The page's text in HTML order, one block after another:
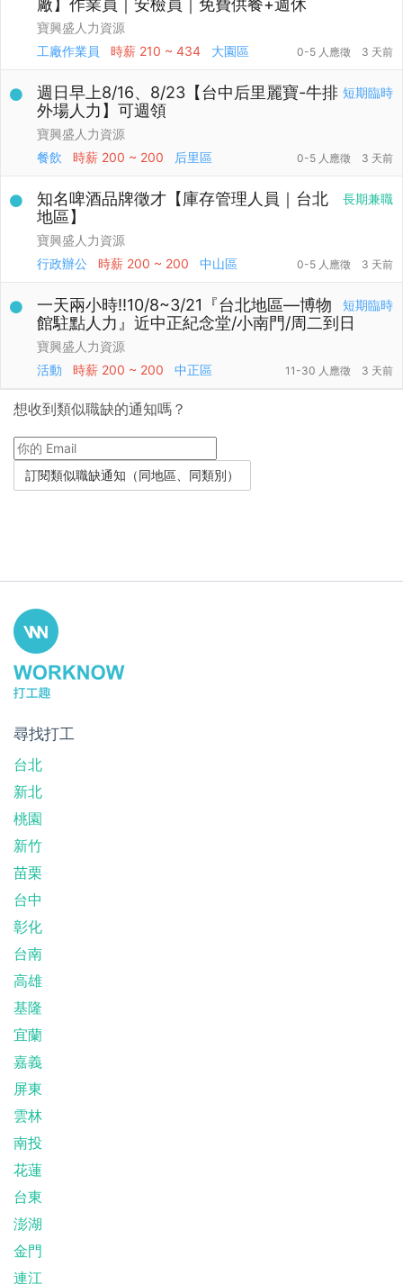
廠】作業員｜安檢員｜免費供餐+週休
寶興盛人力資源
工廠作業員
時薪 210 ~ 434 大園區 0-5 人應徵 3 天前
短期臨時
週日早上8/16、8/23【台中后里麗寶-牛排
外場人力】可週領
寶興盛人力資源
餐飲
時薪 200 ~ 200 后里區 0-5 人應徵 3 天前
長期兼職
知名啤酒品牌徵才【庫存管理人員｜台北
地區】
寶興盛人力資源
行政辦公
時薪 200 ~ 200 中山區 0-5 人應徵 3 天前
短期臨時
一天兩小時‼️10/8~3/21『台北地區—博物
館駐點人力』近中正紀念堂/小南門/周二到日
寶興盛人力資源
活動
時薪 200 ~ 200 中正區 11-30 人應徵 3 天前
想收到類似職缺的通知嗎？
尋找打工
台北
新北
桃園
新竹
苗栗
台中
彰化
台南
高雄
基隆
宜蘭
嘉義
屏東
雲林
南投
花蓮
台東
澎湖
金門
連江